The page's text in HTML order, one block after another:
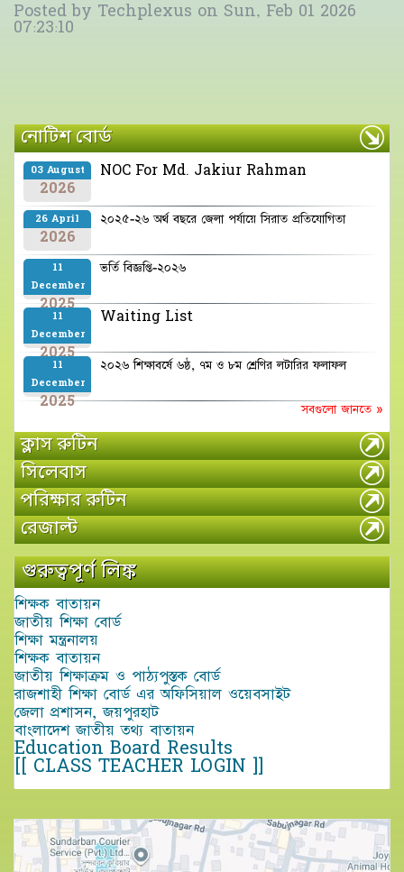
Posted by Techplexus on Sun, Feb 01 2026
07:23:10
নোটিশ বোর্ড
03 August
2026
NOC For Md. Jakiur Rahman
26 April
2026
২০২৫-২৬ অর্থ বছরে জেলা পর্যায়ে সিরাত প্রতিযোগিতা
11
December
2025
ভর্তি বিজ্ঞপ্তি-২০২৬
11
December
2025
Waiting List
11
December
2025
২০২৬ শিক্ষাবর্ষে ৬ষ্ঠ, ৭ম ও ৮ম শ্রেণির লটারির ফলাফল
সবগুলো জানতে »
ক্লাস রুটিন
সিলেবাস
পরিক্ষার রুটিন
রেজাল্ট
গুরুত্বপূর্ণ লিঙ্ক
শিক্ষক বাতায়ন
জাতীয় শিক্ষা বোর্ড
শিক্ষা মন্ত্রনালয়
শিক্ষক বাতায়ন
জাতীয় শিক্ষাক্রম ও পাঠ্যপুস্তক বোর্ড
রাজশাহী শিক্ষা বোর্ড এর অফিসিয়াল ওয়েবসাইট
জেলা প্রশাসন, জয়পুরহাট
বাংলাদেশ জাতীয় তথ্য বাতায়ন
Education Board Results
[[ CLASS TEACHER LOGIN ]]